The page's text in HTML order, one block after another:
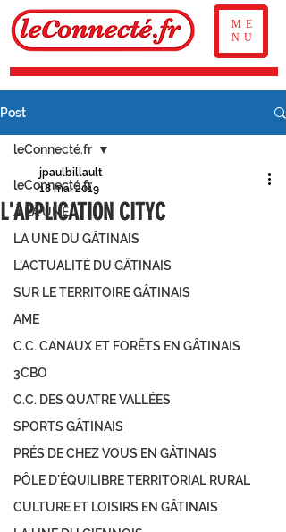
ME
NU
Post
leConnecté.fr
À LA UNE
LA UNE DU GÂTINAIS
L'ACTUALITÉ DU GÂTINAIS
SUR LE TERRITOIRE GÂTINAIS
AME
C.C. CANAUX ET FORÊTS EN GÂTINAIS
3CBO
C.C. DES QUATRE VALLÉES
SPORTS GÂTINAIS
PRÉS DE CHEZ VOUS EN GÂTINAIS
PÔLE D'ÉQUILIBRE TERRITORIAL RURAL
CULTURE ET LOISIRS EN GÂTINAIS
leConnecté.fr
L'APPLICATION CITYC
jpaulbillault
18 mai 2019